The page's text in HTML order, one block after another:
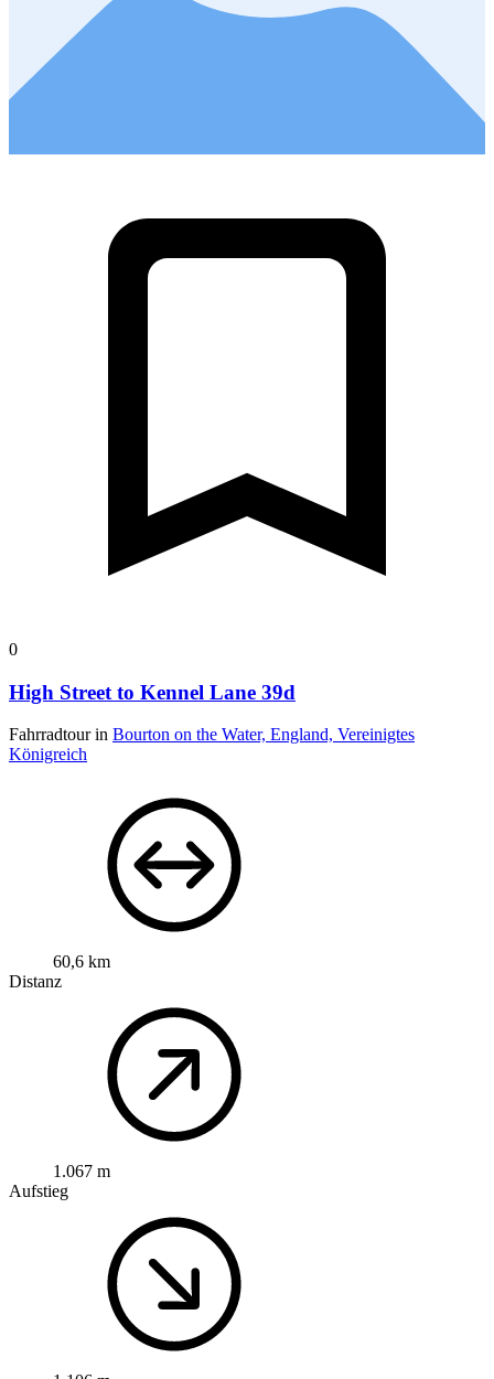
0
High Street to Kennel Lane 39d
Fahrradtour in Bourton on the Water, England, Vereinigtes
Königreich
60,6 km
Distanz
1.067 m
Aufstieg